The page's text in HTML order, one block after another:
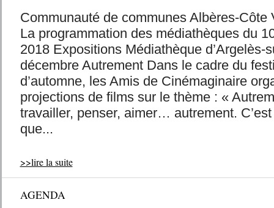
Communauté de communes Albères-Côte
La programmation des médiathèques du
2018 Expositions Médiathèque d’Argelès-
décembre Autrement Dans le cadre du
d’automne, les Amis de Cinémaginaire
projections de films sur le thème : «
travailler, penser, aimer… autrement.
que...
>>lire la suite
AGENDA